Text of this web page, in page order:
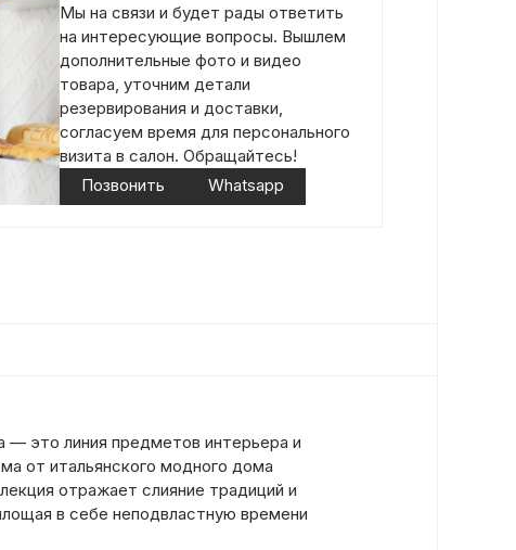
Мы на связи и будет рады ответить
на интересующие вопросы. Вышлем
дополнительные фото и видео
товара, уточним детали
резервирования и доставки,
согласуем время для персонального
визита в салон. Обращайтесь!
Позвонить
Whatsapp
— это линия предметов интерьера и
от итальянского модного дома
отражает слияние традиций и
в себе неподвластную времени